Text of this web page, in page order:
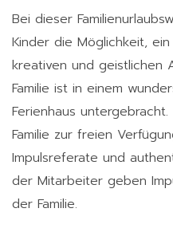
Bei dieser
Kinder die Möglichkeit,
kreativen und geistlichen
Familie ist in einem
Ferienhaus
Familie zur freien
Impulsreferate und
der Mitarbeiter geben
der Familie.